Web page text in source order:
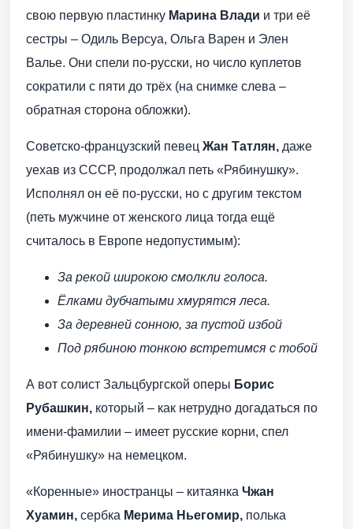
свою первую пластинку Марина Влади и три её
сестры – Одиль Версуа, Ольга Варен и Элен
Валье. Они спели по-русски, но число куплетов
сократили с пяти до трёх (на снимке слева –
обратная сторона обложки).
Советско-французский певец Жан Татлян, даже
уехав из СССР, продолжал петь «Рябинушку».
Исполнял он её по-русски, но с другим текстом
(петь мужчине от женского лица тогда ещё
считалось в Европе недопустимым):
За рекой широкою смолкли голоса.
Ёлками дубчатыми хмурятся леса.
За деревней сонною, за пустой избой
Под рябиною тонкою встретимся с тобой
А вот солист Зальцбургской оперы Борис
Рубашкин, который – как нетрудно догадаться по
имени-фамилии – имеет русские корни, спел
«Рябинушку» на немецком.
«Коренные» иностранцы – китаянка Чжан
Хуамин, сербка Мерима Ньегомир, полька